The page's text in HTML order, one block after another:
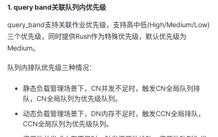
1. query band关联队列内优先级
query_band支持关联作业优先级，支持高中低(High/Medium/Low)
三个优先级，同时提供Rush作为特殊优先级，默认优先级为
Medium。
队列内排队优先级三种情况：
静态负载管理场景下，CN并发不足时，触发CN全局队列排
队，CN全局队列为优先级队列。
动态负载管理场景下，DN内存不足时，触发CCN全局排队，
CCN全局队列为优先级队列。